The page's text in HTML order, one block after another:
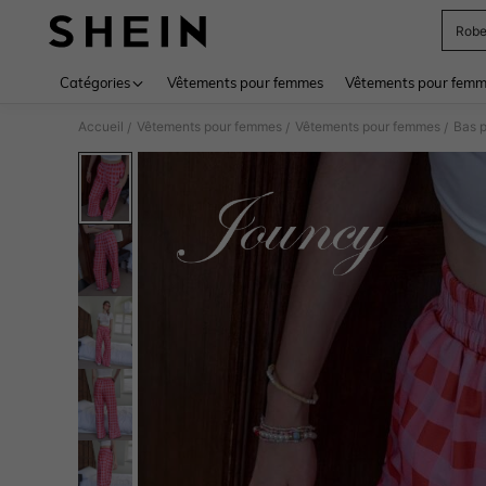
Robe
Catégories Vêtements pour femmes Vêtements pour
Accueil / Vêtements pour femmes / Vêtements pour femmes / Bas